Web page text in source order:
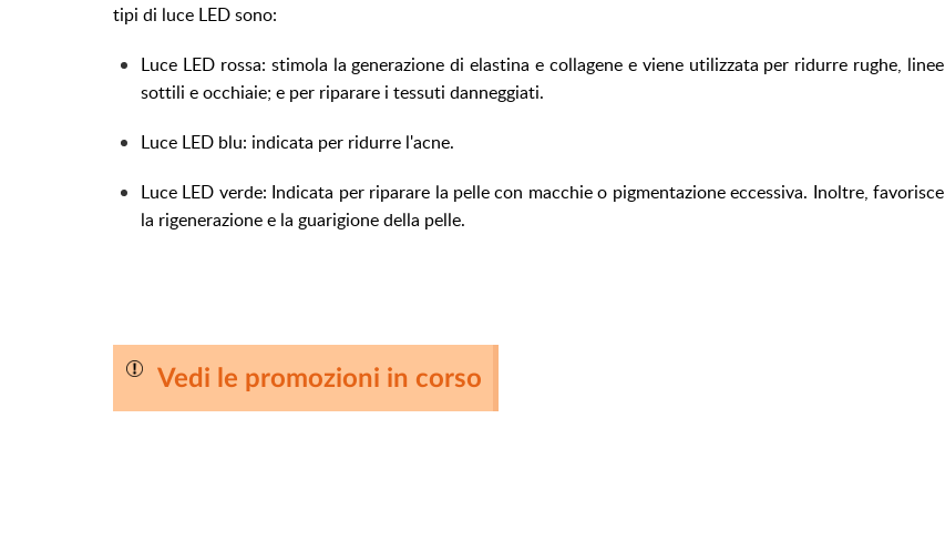
tipi di luce LED sono:
Luce LED rossa: stimola la generazione di elastina e collagene e viene utilizzata per ridurre rughe, linee
sottili e occhiaie; e per riparare i tessuti danneggiati.
Luce LED blu: indicata per ridurre l'acne.
Luce LED verde: Indicata per riparare la pelle con macchie o pigmentazione eccessiva. Inoltre, favorisce
la rigenerazione e la guarigione della pelle.
Vedi le promozioni in corso